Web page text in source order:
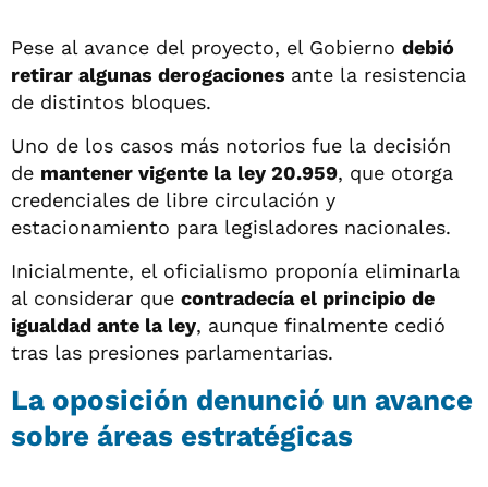
Pese al avance del proyecto, el Gobierno debió
retirar algunas derogaciones ante la resistencia
de distintos bloques.
Uno de los casos más notorios fue la decisión
de mantener vigente la ley 20.959, que otorga
credenciales de libre circulación y
estacionamiento para legisladores nacionales.
Inicialmente, el oficialismo proponía eliminarla
al considerar que contradecía el principio de
igualdad ante la ley, aunque finalmente cedió
tras las presiones parlamentarias.
La oposición denunció un avance
sobre áreas estratégicas